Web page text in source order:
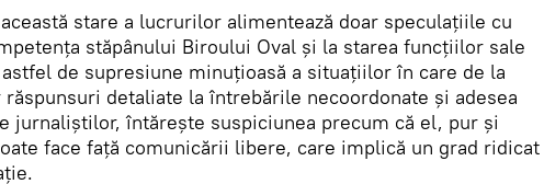
stare a lucrurilor alimentează doar speculațiile cu
stăpânului Biroului Oval și la starea funcțiilor sale
de supresiune minuțioasă a situațiilor în care de la
răspunsuri detaliate la întrebările necoordonate și adesea
jurnaliștilor, întărește suspiciunea precum că el, pur și
face față comunicării libere, care implică un grad ridicat